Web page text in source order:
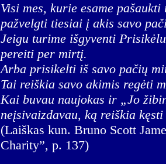
Visi mes, kurie esame
pažvelgti tiesiai į akis savo
Jeigu turime išgyventi
pereiti per mirtį.
Arba prisikelti iš savo pačių
Tai reiškia savo akimis regėti
Kai buvau naujokas ir „Jo
neįsivaizdavau, ką reiškia
(Laiškas kun. Bruno Scott
Charity”, p. 137)